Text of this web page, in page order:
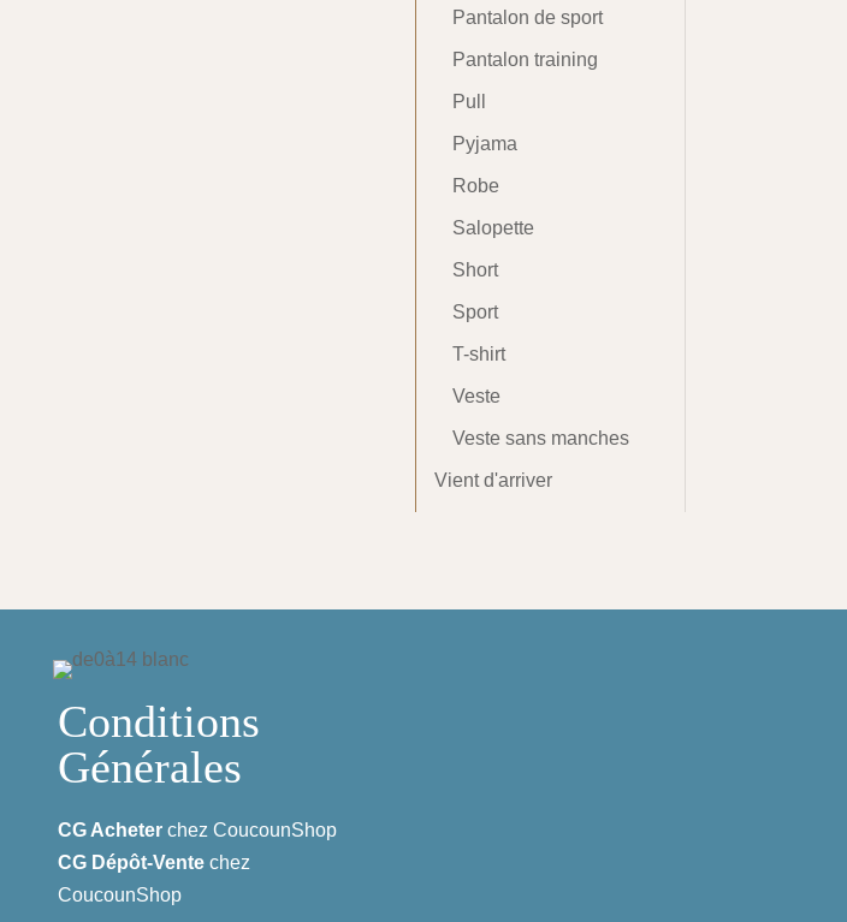
Pantalon de sport
Pantalon training
Pull
Pyjama
Robe
Salopette
Short
Sport
T-shirt
Veste
Veste sans manches
Vient d'arriver
Conditions
Générales
CG Acheter chez CoucounShop
CG Dépôt-Vente chez
CoucounShop